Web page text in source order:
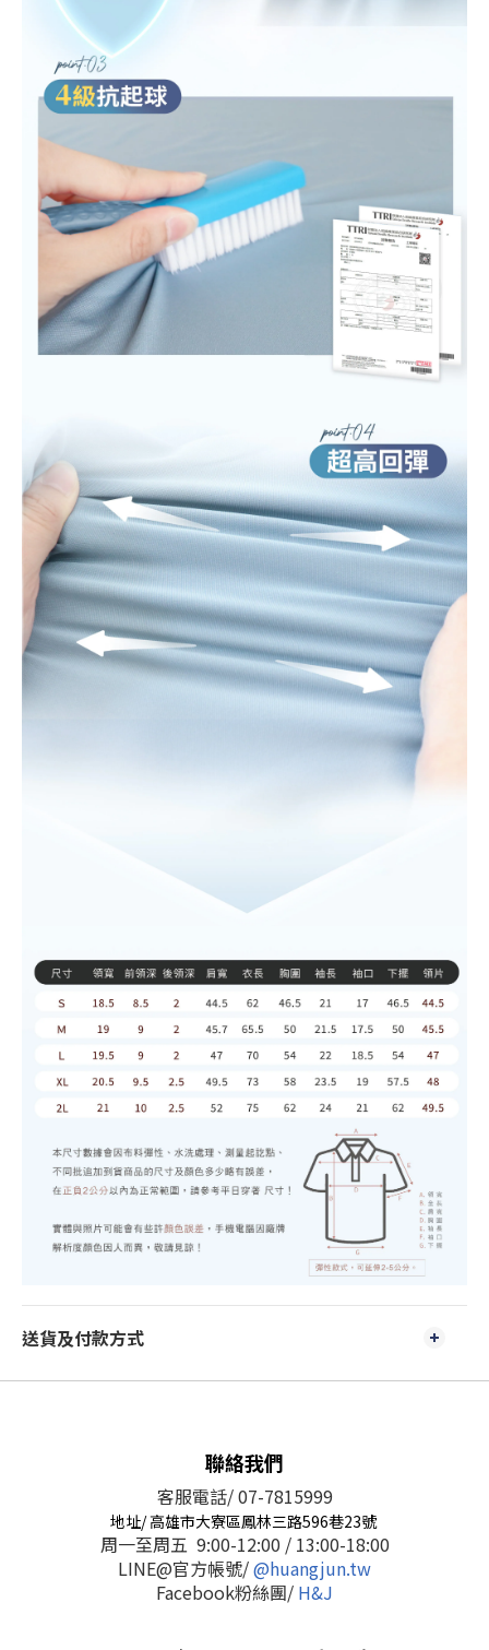
送貨及付款方式
聯絡我們
客服電話/ 07-7815999
地址/ 高雄市大寮區鳳林三路596巷23號
周一至周五 9:00-12:00 / 13:00-18:00
LINE@官方帳號/@huangjun.tw
Facebook粉絲團/ H&J